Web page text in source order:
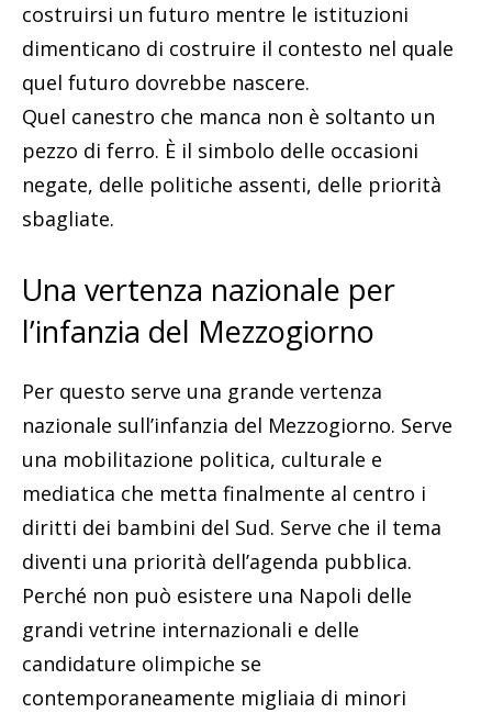
costruirsi un futuro mentre le istituzioni
dimenticano di costruire il contesto nel quale
quel futuro dovrebbe nascere.
Quel canestro che manca non è soltanto un
pezzo di ferro. È il simbolo delle occasioni
negate, delle politiche assenti, delle priorità
sbagliate.
Una vertenza nazionale per
l’infanzia del Mezzogiorno
Per questo serve una grande vertenza
nazionale sull’infanzia del Mezzogiorno. Serve
una mobilitazione politica, culturale e
mediatica che metta finalmente al centro i
diritti dei bambini del Sud. Serve che il tema
diventi una priorità dell’agenda pubblica.
Perché non può esistere una Napoli delle
grandi vetrine internazionali e delle
candidature olimpiche se
contemporaneamente migliaia di minori